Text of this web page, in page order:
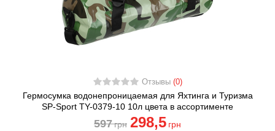
Отзывы (0)
Гермосумка водонепроницаемая для Яхтинга и Туризма
SP-Sport TY-0379-10 10л цвета в ассортименте
597грн 298,5 грн